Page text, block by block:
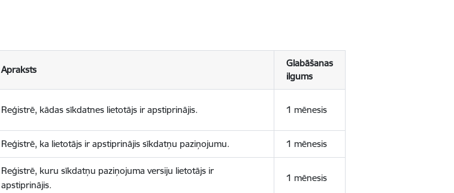
Apraksts
Glabāšanas
ilgums
Reģistrē, kādas sīkdatnes lietotājs ir apstiprinājis. 1 mēnesis
Reģistrē, ka lietotājs ir apstiprinājis sīkdatņu paziņojumu. 1 mēnesis
Reģistrē, kuru sīkdatņu paziņojuma versiju lietotājs ir
apstiprinājis.
1 mēnesis